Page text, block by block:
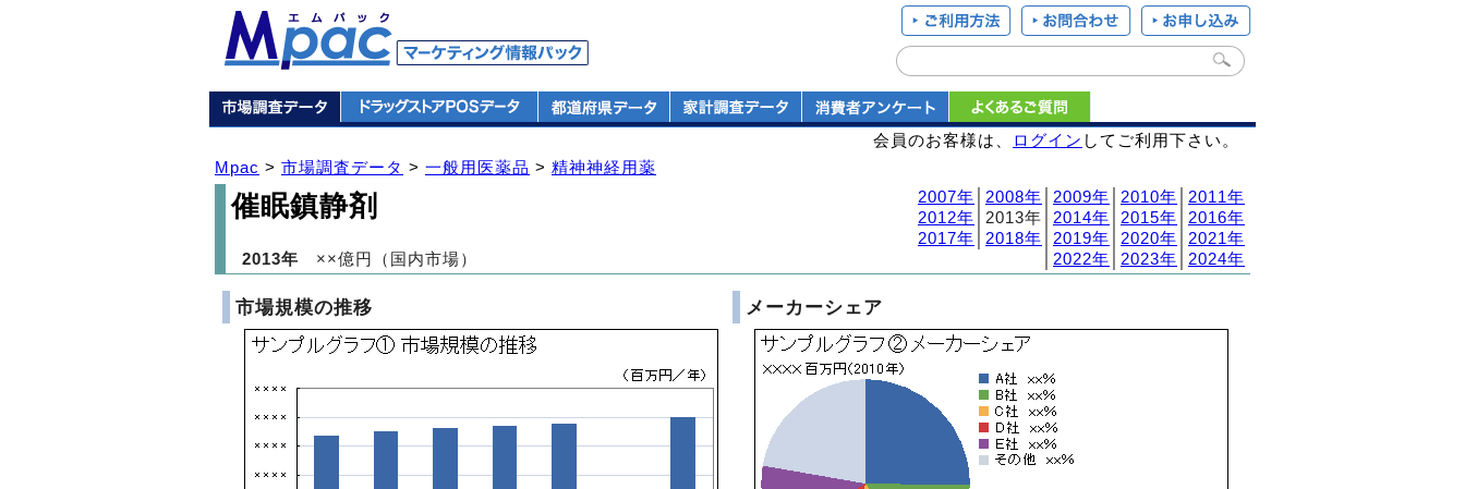
会員のお客様は、 ログイン してご利用下さい。
Mpac > 市場調査データ > 一般用医薬品 > 精神神経用薬
催眠鎮静剤 2007年 2008年 2009年 2010年
2011年
2012年 │2013年│ 2014年 2015年
2016年
2017年
2018年 2019年 2020年
2021年
2022年 2023年 2024年
2013年 ××億円（国内市場）
市場規模の推移 メーカーシェア